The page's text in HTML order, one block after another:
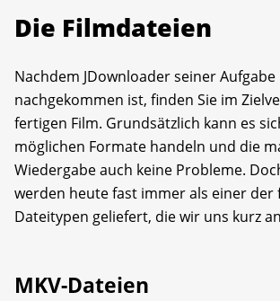
Die Filmdateien
Nachdem JDownloader seiner Aufgabe
nachgekommen ist, finden Sie im
fertigen Film. Grundsätzlich kann es
möglichen Formate handeln und die
Wiedergabe auch keine Probleme.
werden heute fast immer als einer der
Dateitypen geliefert, die wir uns kurz
MKV-Dateien